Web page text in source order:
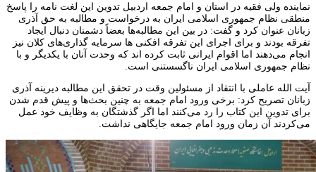
نماینده ولی فقیه در استان و امام جمعه اردبیل تدوین این لغت نامه را پاسخ
منطقی نظام جمهوری اسلامی ایران به درخواست و مطالبه به حق آذری
زبانان عنوان کرد و گفت: در بین این مطالبه‌ها بعضاً دشمنان دنبال ایجاد
تفرقه بودند و برای اجرای این تفرقه افکنی ها سرمایه گذاری‌های کلان نیز
انجام می‌دهند اما اقوام ایرانی ثابت کرده اند که وحدت آنان با یکدیگر و با
نظام جمهوری اسلامی ایران ناگسستنی است.
آیت الله عاملی با انتقاد از مسئولین وقت در تحقق این مطالبه دیرینه آذری
زبانان تصریح کرد: برخی ورود امام جمعه به چنین بحث‌ها و پیش قدم شدن
برای تدوین این کتاب را رد می‌کنند اما اگر گذشتگان به وظایف خود عمل
می‌کردند آن زمان ورود امام جمعه جایگاهی نداشت.